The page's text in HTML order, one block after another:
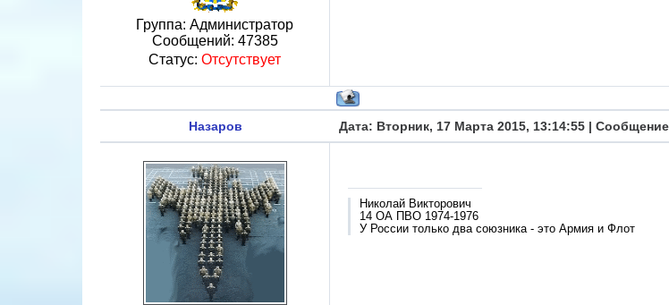
Группа: Администратор
Сообщений: 47385
Статус: Отсутствует
Назаров Дата: Вторник, 17 Марта 2015, 13:14:55 |
Николай Викторович
14 ОА ПВО 1974-1976
У России только два союзника - это Армия и Флот